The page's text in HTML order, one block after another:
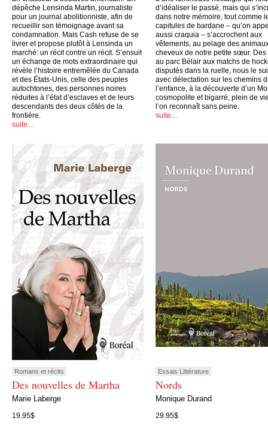
dépêche Lensinda Martin, journaliste
pour un journal abolitionniste, afin de
recueillir son témoignage avant sa
condamnation. Mais Cash refuse de se
livrer et propose plutôt à Lensinda un
marché: un récit contre un récit. S’ensuit
un échange de mots extraordinaire qui
révèle l’histoire entremêlée du Canada
et des États-Unis, celle des peuples
autochtones, des personnes noires
réduites à l’état d’esclaves et de leurs
descendants des deux côtés de la
frontière.
suite…
d’idéaliser le passé, mais qui
dans notre mémoire, tout comme
capitules de bardane – qu’on
aussi craquia – s’accrochent aux
vêtements, au pelage des
cheveux de notre petite sœur. Des
au parc Bélair aux matchs de
disputés dans la ruelle, nous le
avec délectation sur les chemins
l’enfance, à la découverte d’un
cosmopolite et bigarré, plein de
l’on reconnaît sans peine.
suite…
Romans et récits
Des nouvelles de Martha
Marie Laberge
19.95$
Essais Littérature
Nords
Monique Durand
29.95$